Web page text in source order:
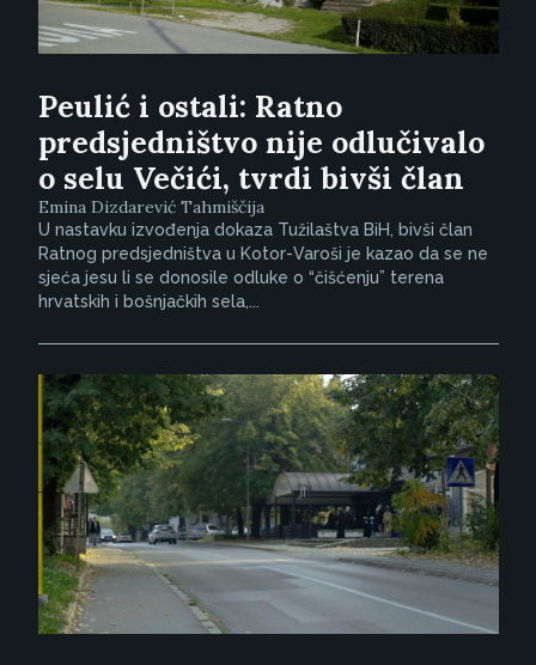
Peulić i ostali: Ratno
predsjedništvo nije odlučivalo
o selu Večići, tvrdi bivši član
Emina Dizdarević Tahmiščija
U nastavku izvođenja dokaza Tužilaštva BiH, bivši član
Ratnog predsjedništva u Kotor-Varoši je kazao da se ne
sjeća jesu li se donosile odluke o “čišćenju” terena
hrvatskih i bošnjačkih sela,...